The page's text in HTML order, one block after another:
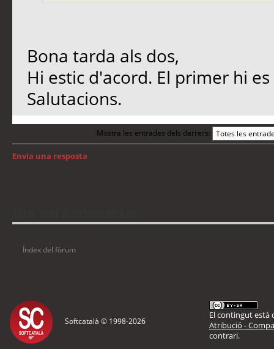
Bona tarda als dos,
Hi estic d'acord. El primer hi
Salutacions.
Mostra les entrades dels darrers:
Envia una resposta
Índex del fòrum
Softcatalà © 1998-2026
El contingut està
Atribució -
contrari.